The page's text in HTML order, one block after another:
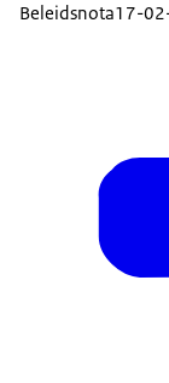
Beleidsnota17-